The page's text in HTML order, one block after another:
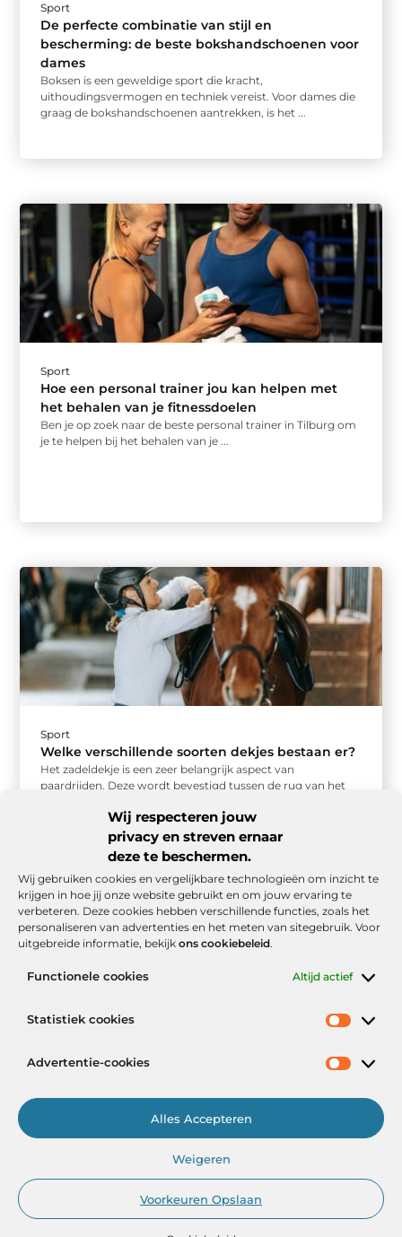
Wij respecteren jouw
privacy en streven ernaar
deze te beschermen.
Wij gebruiken cookies en vergelijkbare technologieën om inzicht te
krijgen in hoe jij onze website gebruikt en om jouw ervaring te
verbeteren. Deze cookies hebben verschillende functies, zoals het
personaliseren van advertenties en het meten van sitegebruik. Voor
uitgebreide informatie, bekijk ons cookiebeleid.
Functionele cookies Altijd actief
Statistiek cookies
Advertentie-cookies
Alles Accepteren
Weigeren
Voorkeuren Opslaan
Sport
De perfecte combinatie van stijl en
bescherming: de beste bokshandschoenen voor
dames
Boksen is een geweldige sport die kracht,
uithoudingsvermogen en techniek vereist. Voor dames die
graag de bokshandschoenen aantrekken, is het ...
Sport
Hoe een personal trainer jou kan helpen met
het behalen van je fitnessdoelen
Ben je op zoek naar de beste personal trainer in Tilburg om
je te helpen bij het behalen van je ...
Sport
Welke verschillende soorten dekjes bestaan er?
Het zadeldekje is een zeer belangrijk aspect van
paardrijden. Deze wordt bevestigd tussen de rug van het
Het Portaal voor Inzichten en Inspiratie
— AdviesPortal.nl verzamelt de beste blogs en artikelen om jou te
helpen groeien. Ontdek, leer en laat je inspireren!
Onze informatie